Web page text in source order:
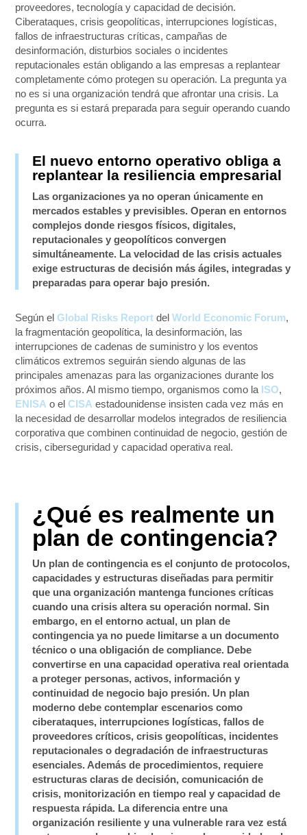
proveedores, tecnología y capacidad de decisión.
Ciberataques, crisis geopolíticas, interrupciones logísticas,
fallos de infraestructuras críticas, campañas de
desinformación, disturbios sociales o incidentes
reputacionales están obligando a las empresas a replantear
completamente cómo protegen su operación. La pregunta ya
no es si una organización tendrá que afrontar una crisis. La
pregunta es si estará preparada para seguir operando cuando
ocurra.
El nuevo entorno operativo obliga a
replantear la resiliencia empresarial
Las organizaciones ya no operan únicamente en
mercados estables y previsibles. Operan en entornos
complejos donde riesgos físicos, digitales,
reputacionales y geopolíticos convergen
simultáneamente. La velocidad de las crisis actuales
exige estructuras de decisión más ágiles, integradas y
preparadas para operar bajo presión.
Según elGlobal Risks Report delWorld Economic Forum,
la fragmentación geopolítica, la desinformación, las
interrupciones de cadenas de suministro y los eventos
climáticos extremos seguirán siendo algunas de las
principales amenazas para las organizaciones durante los
próximos años. Al mismo tiempo, organismos como la ISO,
ENISA o elCISA estadounidense insisten cada vez más en
la necesidad de desarrollar modelos integrados de resiliencia
corporativa que combinen continuidad de negocio, gestión de
crisis, ciberseguridad y capacidad operativa real.
¿Qué es realmente un
plan de contingencia?
Un plan de contingencia es el conjunto de protocolos,
capacidades y estructuras diseñadas para permitir
que una organización mantenga funciones críticas
cuando una crisis altera su operación normal. Sin
embargo, en el entorno actual, un plan de
contingencia ya no puede limitarse a un documento
técnico o una obligación de compliance. Debe
convertirse en una capacidad operativa real orientada
a proteger personas, activos, información y
continuidad de negocio bajo presión. Un plan
moderno debe contemplar escenarios como
ciberataques, interrupciones logísticas, fallos de
proveedores críticos, crisis geopolíticas, incidentes
reputacionales o degradación de infraestructuras
esenciales. Además de procedimientos, requiere
estructuras claras de decisión, comunicación de
crisis, monitorización en tiempo real y capacidad de
respuesta rápida. La diferencia entre una
organización resiliente y una vulnerable rara vez está